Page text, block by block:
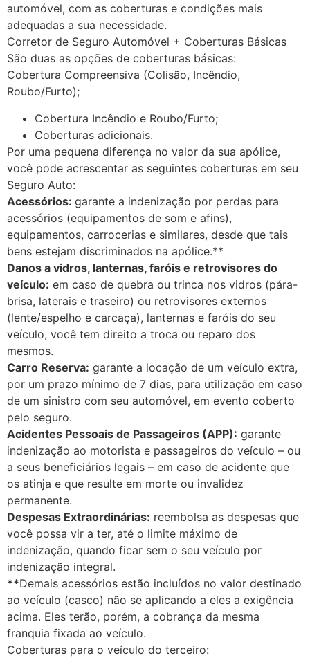
automóvel, com as coberturas e condições mais
adequadas a sua necessidade.
Corretor de Seguro Automóvel + Coberturas Básicas
São duas as opções de coberturas básicas:
Cobertura Compreensiva (Colisão, Incêndio,
Roubo/Furto);
Cobertura Incêndio e Roubo/Furto;
Coberturas adicionais.
Por uma pequena diferença no valor da sua apólice,
você pode acrescentar as seguintes coberturas em seu
Seguro Auto:
Acessórios: garante a indenização por perdas para
acessórios (equipamentos de som e afins),
equipamentos, carrocerias e similares, desde que tais
bens estejam discriminados na apólice.**
Danos a vidros, lanternas, faróis e retrovisores do
veículo: em caso de quebra ou trinca nos vidros (pára-
brisa, laterais e traseiro) ou retrovisores externos
(lente/espelho e carcaça), lanternas e faróis do seu
veículo, você tem direito a troca ou reparo dos
mesmos.
Carro Reserva: garante a locação de um veículo extra,
por um prazo mínimo de 7 dias, para utilização em caso
de um sinistro com seu automóvel, em evento coberto
pelo seguro.
Acidentes Pessoais de Passageiros (APP): garante
indenização ao motorista e passageiros do veículo – ou
a seus beneficiários legais – em caso de acidente que
os atinja e que resulte em morte ou invalidez
permanente.
Despesas Extraordinárias: reembolsa as despesas que
você possa vir a ter, até o limite máximo de
indenização, quando ficar sem o seu veículo por
indenização integral.
**Demais acessórios estão incluídos no valor destinado
ao veículo (casco) não se aplicando a eles a exigência
acima. Eles terão, porém, a cobrança da mesma
franquia fixada ao veículo.
Coberturas para o veículo do terceiro: